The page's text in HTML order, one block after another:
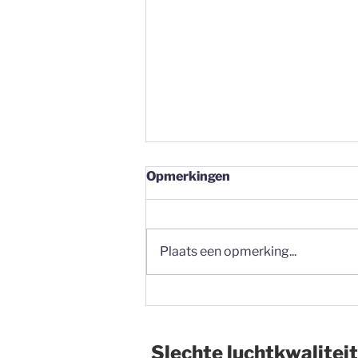
Opmerkingen
Plaats een opmerking...
Slechte luchtkwaliteit